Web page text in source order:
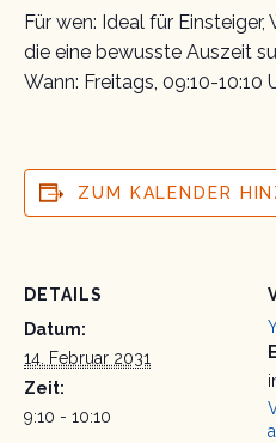
Für wen: Ideal für
die eine bewusste Auszeit
Wann: Freitags, 09:10-10:10
ZUM KALENDER
DETAILS
Datum:
14. Februar 2031
Zeit:
9:10 - 10:10